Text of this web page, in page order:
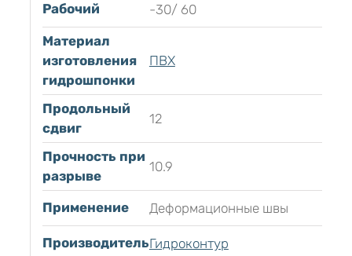
Рабочий
-30/ 60
Материал
изготовления
гидрошпонки
ПВХ
Продольный
сдвиг
12
Прочность при
разрыве
10.9
Применение Деформационные швы
ПроизводительГидроконтур